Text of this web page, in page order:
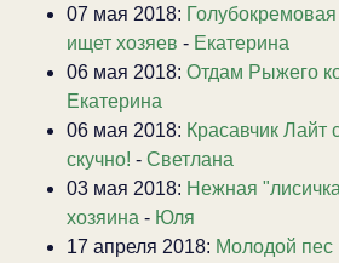
07 мая 2018:
ищет хозяев - Екатерина
06 мая 2018: Отдам Рыжего
Екатерина
06 мая 2018: Красавчик Лайт
скучно! - Светлана
03 мая 2018: Нежная
хозяина - Юля
17 апреля 2018: Молодой пес